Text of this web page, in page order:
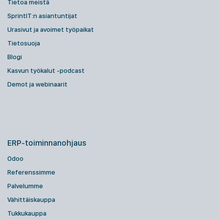
Tietoa meistä
SprintIT:n asiantuntijat
Urasivut ja avoimet työpaikat
Tietosuoja
Blogi
Kasvun työkalut -podcast
Demot ja webinaarit
ERP-toiminnanohjaus
Odoo
Referenssimme
Palvelumme
Vähittäiskauppa
Tukkukauppa